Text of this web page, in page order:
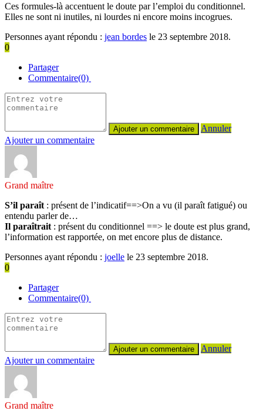
Ces formules-là accentuent le doute par l’emploi du conditionnel.
Elles ne sont ni inutiles, ni lourdes ni encore moins incogrues.
Personnes ayant répondu : jean bordes le 23 septembre 2018.
0
Partager
Commentaire(0)
Annuler
Ajouter un commentaire
Grand maître
S’il paraît : présent de l’indicatif==>On a vu (il paraît fatigué) ou
entendu parler de…
Il paraîtrait : présent du conditionnel ==> le doute est plus grand,
l’information est rapportée, on met encore plus de distance.
Personnes ayant répondu : joelle le 23 septembre 2018.
0
Partager
Commentaire(0)
Annuler
Ajouter un commentaire
Grand maître